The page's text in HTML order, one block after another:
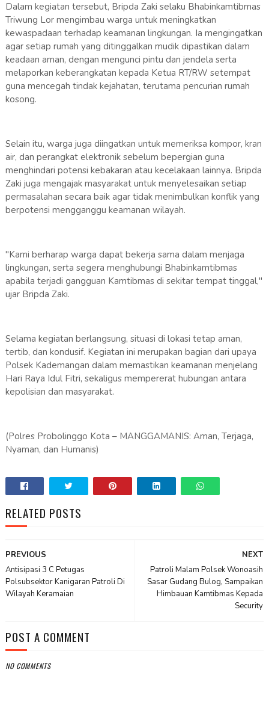
Dalam kegiatan tersebut, Bripda Zaki selaku Bhabinkamtibmas
Triwung Lor mengimbau warga untuk meningkatkan
kewaspadaan terhadap keamanan lingkungan. Ia mengingatkan
agar setiap rumah yang ditinggalkan mudik dipastikan dalam
keadaan aman, dengan mengunci pintu dan jendela serta
melaporkan keberangkatan kepada Ketua RT/RW setempat
guna mencegah tindak kejahatan, terutama pencurian rumah
kosong.
Selain itu, warga juga diingatkan untuk memeriksa kompor, kran
air, dan perangkat elektronik sebelum bepergian guna
menghindari potensi kebakaran atau kecelakaan lainnya. Bripda
Zaki juga mengajak masyarakat untuk menyelesaikan setiap
permasalahan secara baik agar tidak menimbulkan konflik yang
berpotensi mengganggu keamanan wilayah.
"Kami berharap warga dapat bekerja sama dalam menjaga
lingkungan, serta segera menghubungi Bhabinkamtibmas
apabila terjadi gangguan Kamtibmas di sekitar tempat tinggal,"
ujar Bripda Zaki.
Selama kegiatan berlangsung, situasi di lokasi tetap aman,
tertib, dan kondusif. Kegiatan ini merupakan bagian dari upaya
Polsek Kademangan dalam memastikan keamanan menjelang
Hari Raya Idul Fitri, sekaligus mempererat hubungan antara
kepolisian dan masyarakat.
(Polres Probolinggo Kota – MANGGAMANIS: Aman, Terjaga,
Nyaman, dan Humanis)
RELATED POSTS
NEXT
Patroli Malam Polsek Wonoasih
Sasar Gudang Bulog, Sampaikan
Himbauan Kamtibmas Kepada
Security
PREVIOUS
Antisipasi 3 C Petugas
Polsubsektor Kanigaran Patroli Di
Wilayah Keramaian
POST A COMMENT
NO COMMENTS